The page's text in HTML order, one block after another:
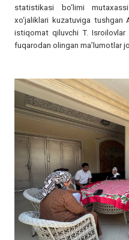
statistikasi bo‘limi
xo‘jaliklari kuzatuviga tushgan
istiqomat qiluvchi T. Isroilovlar
fuqarodan olingan ma’lumotlar